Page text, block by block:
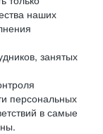
наших
занятых
персональных
в самые